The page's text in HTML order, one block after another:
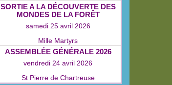
SORTIE A LA DÉCOUVERTE DES
MONDES DE LA FORÊT
samedi 25 avril 2026
Mille Martyrs
ASSEMBLÉE GÉNÉRALE 2026
vendredi 24 avril 2026
St Pierre de Chartreuse